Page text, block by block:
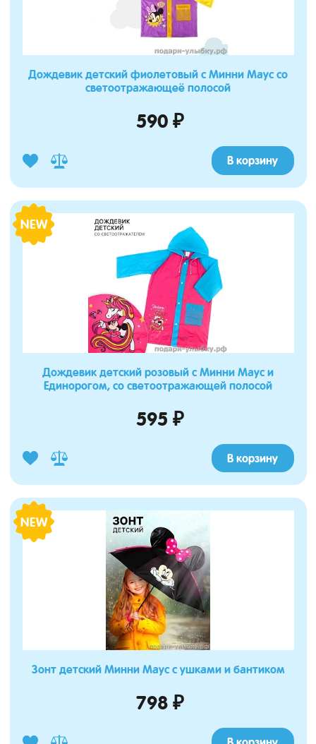
Дождевик детский фиолетовый с Минни Маус со
светоотражающеё полосой
590 ₽
В корзину
NEW
Дождевик детский розовый с Минни Маус и
Единорогом, со светоотражающей полосой
595 ₽
В корзину
NEW
Зонт детский Минни Маус с ушками и бантиком
798 ₽